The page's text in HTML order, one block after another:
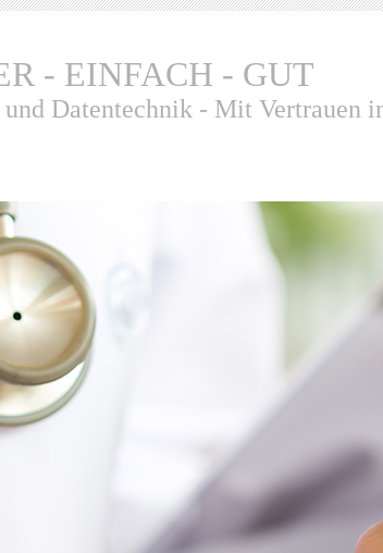
- EINFACH - GUT
Datentechnik - Mit Vertrauen